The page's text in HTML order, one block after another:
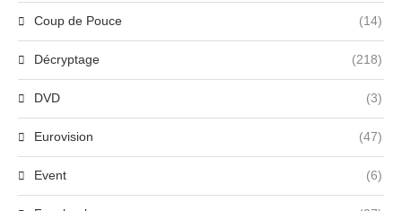
Coup de Pouce (14)
Décryptage (218)
DVD (3)
Eurovision (47)
Event (6)